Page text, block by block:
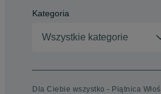
Kategoria
Wszystkie kategorie
Dla Ciebie wszystko - Piątnica